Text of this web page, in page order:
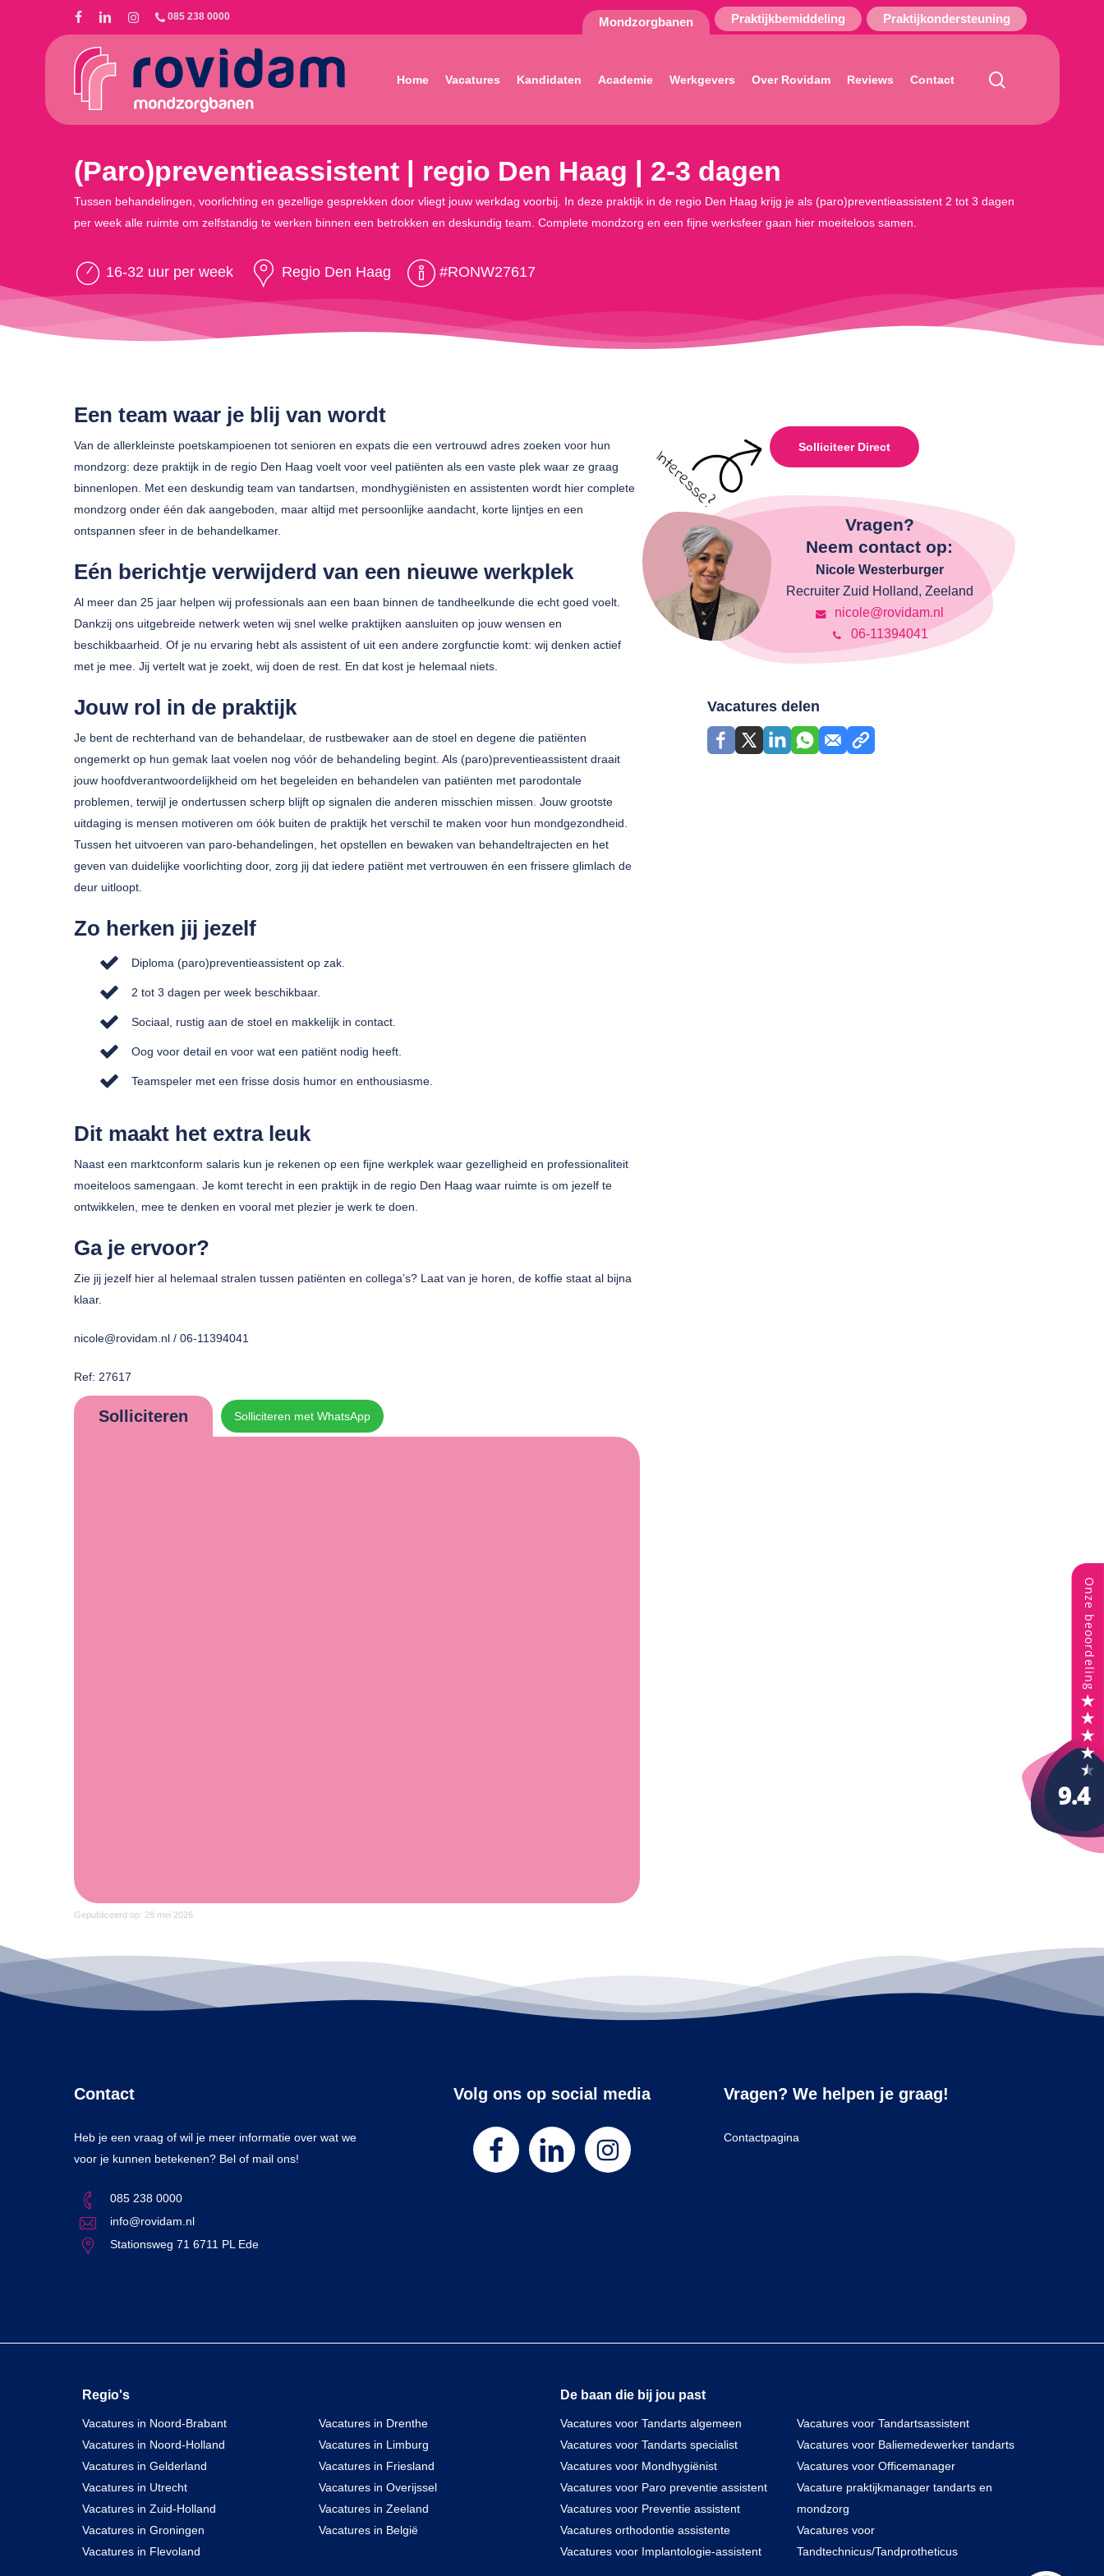
085 238 0000 Mondzorgbanen Praktijkbemiddeling Praktijkondersteuning
Druk op enter om te zoeken of ESC om te sluiten
Home Vacatures Kandidaten Academie Werkgevers Over Rovidam Reviews Contact
(Paro)preventieassistent | regio Den Haag | 2-3 dagen
Tussen behandelingen, voorlichting en gezellige gesprekken door vliegt jouw werkdag voorbij. In deze praktijk in de regio Den Haag krijg je als (paro)preventieassistent 2 tot 3 dagen
per week alle ruimte om zelfstandig te werken binnen een betrokken en deskundig team. Complete mondzorg en een fijne werksfeer gaan hier moeiteloos samen.
16-32 uur per week Regio Den Haag #RONW27617
Een team waar je blij van wordt
Van de allerkleinste poetskampioenen tot senioren en expats die een vertrouwd adres zoeken voor hun
mondzorg: deze praktijk in de regio Den Haag voelt voor veel patiënten als een vaste plek waar ze graag
binnenlopen. Met een deskundig team van tandartsen, mondhygiënisten en assistenten wordt hier complete
mondzorg onder één dak aangeboden, maar altijd met persoonlijke aandacht, korte lijntjes en een
ontspannen sfeer in de behandelkamer.
Eén berichtje verwijderd van een nieuwe werkplek
Al meer dan 25 jaar helpen wij professionals aan een baan binnen de tandheelkunde die echt goed voelt.
Dankzij ons uitgebreide netwerk weten wij snel welke praktijken aansluiten op jouw wensen en
beschikbaarheid. Of je nu ervaring hebt als assistent of uit een andere zorgfunctie komt: wij denken actief
met je mee. Jij vertelt wat je zoekt, wij doen de rest. En dat kost je helemaal niets.
Jouw rol in de praktijk
Je bent de rechterhand van de behandelaar, de rustbewaker aan de stoel en degene die patiënten
ongemerkt op hun gemak laat voelen nog vóór de behandeling begint. Als (paro)preventieassistent draait
jouw hoofdverantwoordelijkheid om het begeleiden en behandelen van patiënten met parodontale
problemen, terwijl je ondertussen scherp blijft op signalen die anderen misschien missen. Jouw grootste
uitdaging is mensen motiveren om óók buiten de praktijk het verschil te maken voor hun mondgezondheid.
Tussen het uitvoeren van paro-behandelingen, het opstellen en bewaken van behandeltrajecten en het
geven van duidelijke voorlichting door, zorg jij dat iedere patiënt met vertrouwen én een frissere glimlach de
deur uitloopt.
Zo herken jij jezelf
Diploma (paro)preventieassistent op zak.
2 tot 3 dagen per week beschikbaar.
Sociaal, rustig aan de stoel en makkelijk in contact.
Oog voor detail en voor wat een patiënt nodig heeft.
Teamspeler met een frisse dosis humor en enthousiasme.
Dit maakt het extra leuk
Naast een marktconform salaris kun je rekenen op een fijne werkplek waar gezelligheid en professionaliteit
moeiteloos samengaan. Je komt terecht in een praktijk in de regio Den Haag waar ruimte is om jezelf te
ontwikkelen, mee te denken en vooral met plezier je werk te doen.
Ga je ervoor?
Zie jij jezelf hier al helemaal stralen tussen patiënten en collega’s? Laat van je horen, de koffie staat al bijna
klaar.
nicole@rovidam.nl / 06-11394041
Ref: 27617
Solliciteren Solliciteren met WhatsApp
Gepubliceerd op: 28 mei 2026
Solliciteer Direct
Vragen?
Neem contact op:
Nicole Westerburger
Recruiter Zuid Holland, Zeeland
nicole@rovidam.nl
06-11394041
Vacatures delen
Contact
Heb je een vraag of wil je meer informatie over wat we
voor je kunnen betekenen? Bel of mail ons!
085 238 0000
info@rovidam.nl
Stationsweg 71 6711 PL Ede
Volg ons op social media Vragen? We helpen je graag!
Contactpagina
Regio's
Vacatures in Noord-Brabant
Vacatures in Noord-Holland
Vacatures in Gelderland
Vacatures in Utrecht
Vacatures in Zuid-Holland
Vacatures in Groningen
Vacatures in Flevoland
Vacatures in Drenthe
Vacatures in Limburg
Vacatures in Friesland
Vacatures in Overijssel
Vacatures in Zeeland
Vacatures in België
De baan die bij jou past
Vacatures voor Tandarts algemeen
Vacatures voor Tandarts specialist
Vacatures voor Mondhygiënist
Vacatures voor Paro preventie assistent
Vacatures voor Preventie assistent
Vacatures orthodontie assistente
Vacatures voor Implantologie-assistent
Vacatures voor Tandartsassistent
Vacatures voor Baliemedewerker tandarts
Vacatures voor Officemanager
Vacature praktijkmanager tandarts en
mondzorg
Vacatures voor
Tandtechnicus/Tandprotheticus